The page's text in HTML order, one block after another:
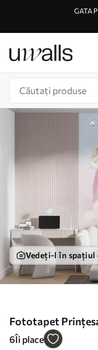
GATA
Vedeți-l în spațiul
Fototapet
basm Nr. u96869
6Îi place